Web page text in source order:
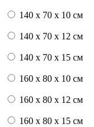
140 x 70 x 10 см
140 x 70 x 12 см
140 x 70 x 15 см
160 x 80 x 10 см
160 x 80 x 12 см
160 x 80 x 15 см